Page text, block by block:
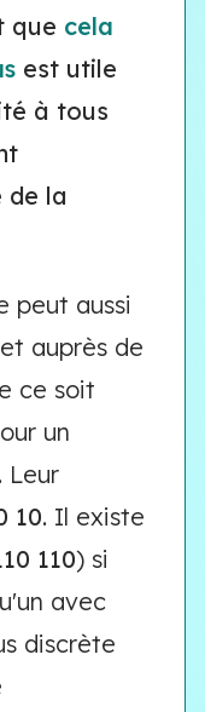
que cela
est utile
à tous
de la
peut aussi
auprès de
ce soit
un
Leur
10. Il existe
110) si
avec
discrète